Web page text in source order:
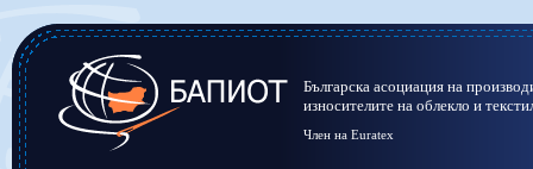
Българска асоциация на
износителите на облекло и
Член на Euratex